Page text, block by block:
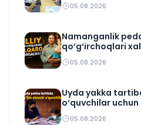
05.08.2026
Namanganlik
qo‘g‘irchoqlari
05.08.2026
Uyda yakka
o‘quvchilar
rejasi tasdiqlandi
05.08.2026